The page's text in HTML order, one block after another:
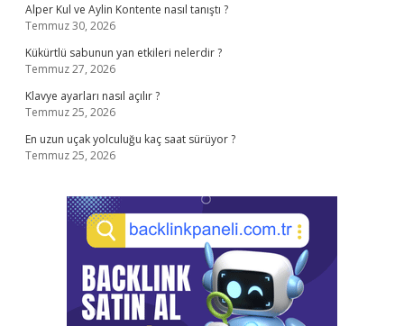
Alper Kul ve Aylin Kontente nasıl tanıştı ?
Temmuz 30, 2026
Kükürtlü sabunun yan etkileri nelerdir ?
Temmuz 27, 2026
Klavye ayarları nasıl açılır ?
Temmuz 25, 2026
En uzun uçak yolculuğu kaç saat sürüyor ?
Temmuz 25, 2026